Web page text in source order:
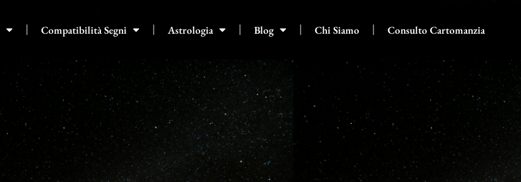
Compatibilità Segni Astrologia Blog Chi Siamo Consulto Cartomanzia